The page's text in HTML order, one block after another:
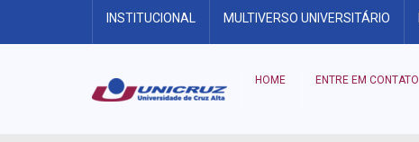
INSTITUCIONAL MULTIVERSO UNIVERSITÁRIO
HOME ENTRE EM CONTATO